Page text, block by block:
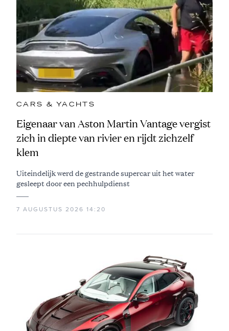
CARS & YACHTS
Eigenaar van Aston Martin Vantage vergist
zich in diepte van rivier en rijdt zichzelf
klem
Uiteindelijk werd de gestrande supercar uit het water
gesleept door een pechhulpdienst
7 AUGUSTUS 2026 14:20